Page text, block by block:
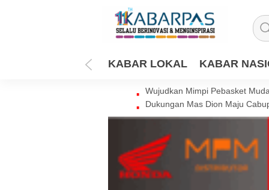
KABAR LOKAL KABAR
Wujudkan Mimpi Pebasket
Dukungan Mas Dion Maju